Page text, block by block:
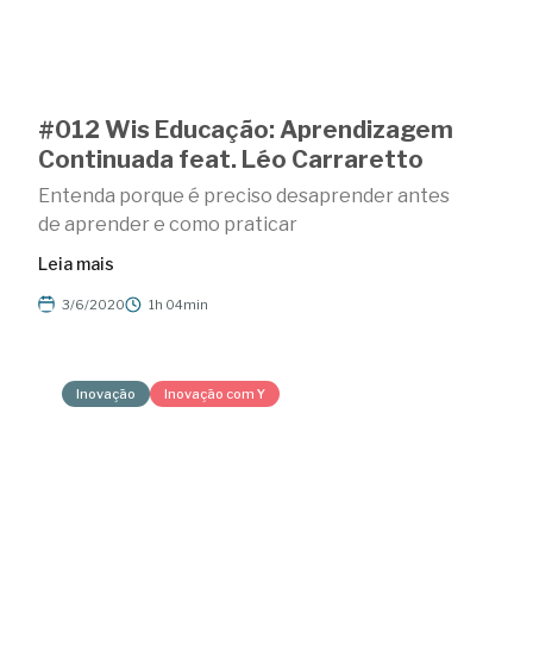
#012 Wis Educação: Aprendizagem
Continuada feat. Léo Carraretto
Entenda porque é preciso desaprender antes
de aprender e como praticar
Leia mais
3/6/2020 1h 04min
Inovação Inovação com Y